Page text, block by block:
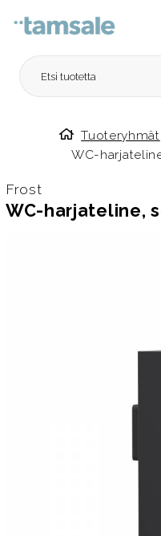
Etusivulle
Tuoteryhmät
WC-
Frost
WC-harjateline,